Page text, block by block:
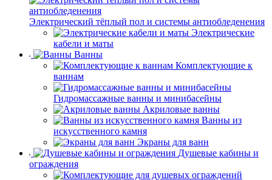
Электрический тёплый пол и системы антиобледенения
Электрические
кабели и маты
Ванны
Комплектующие к
ваннам
Гидромассажные ванны и минибасейны
Акриловые ванны
Ванны из
искусственного камня
Экраны для ванн
Душевые кабины и
ограждения